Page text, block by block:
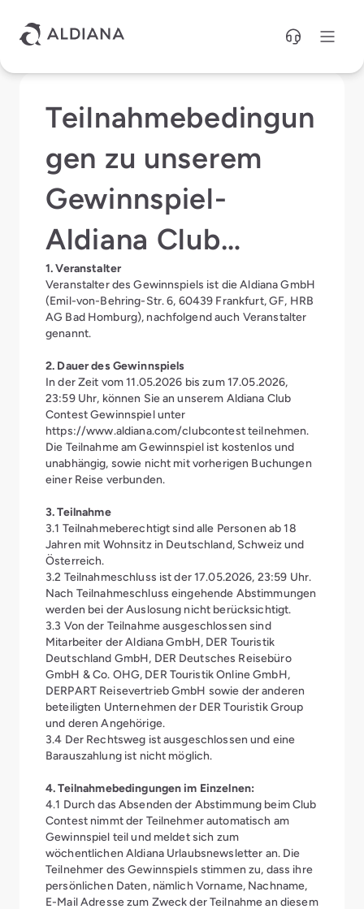
Teilnahmebedingun
gen zu unserem
Gewinnspiel-
Aldiana Club
Contest
1. Veranstalter
Veranstalter des Gewinnspiels ist die Aldiana GmbH
(Emil-von-Behring-Str. 6, 60439 Frankfurt, GF, HRB
AG Bad Homburg), nachfolgend auch Veranstalter
genannt.
2. Dauer des Gewinnspiels
In der Zeit vom 11.05.2026 bis zum 17.05.2026,
23:59 Uhr, können Sie an unserem Aldiana Club
Contest Gewinnspiel unter
https://www.aldiana.com/clubcontest teilnehmen.
Die Teilnahme am Gewinnspiel ist kostenlos und
unabhängig, sowie nicht mit vorherigen Buchungen
einer Reise verbunden.
3. Teilnahme
3.1 Teilnahmeberechtigt sind alle Personen ab 18
Jahren mit Wohnsitz in Deutschland, Schweiz und
Österreich.
3.2 Teilnahmeschluss ist der 17.05.2026, 23:59 Uhr.
Nach Teilnahmeschluss eingehende Abstimmungen
werden bei der Auslosung nicht berücksichtigt.
3.3 Von der Teilnahme ausgeschlossen sind
Mitarbeiter der Aldiana GmbH, DER Touristik
Deutschland GmbH, DER Deutsches Reisebüro
GmbH & Co. OHG, DER Touristik Online GmbH,
DERPART Reisevertrieb GmbH sowie der anderen
beteiligten Unternehmen der DER Touristik Group
und deren Angehörige.
3.4 Der Rechtsweg ist ausgeschlossen und eine
Barauszahlung ist nicht möglich.
4. Teilnahmebedingungen im Einzelnen:
4.1 Durch das Absenden der Abstimmung beim Club
Contest nimmt der Teilnehmer automatisch am
Gewinnspiel teil und meldet sich zum
wöchentlichen Aldiana Urlaubsnewsletter an. Die
Teilnehmer des Gewinnspiels stimmen zu, dass ihre
persönlichen Daten, nämlich Vorname, Nachname,
E-Mail Adresse zum Zweck der Teilnahme an diesem